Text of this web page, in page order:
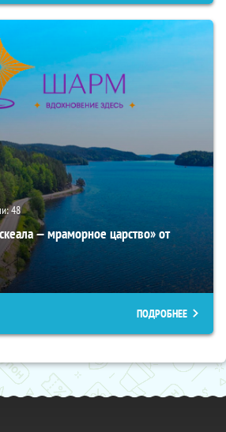
48
— мраморное царство» от
ПОДРОБНЕЕ